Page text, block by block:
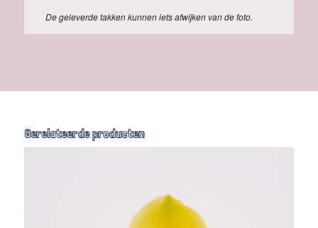
De geleverde takken kunnen iets afwijken van de foto.
Gerelateerde producten